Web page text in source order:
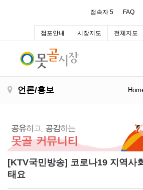
접속자 5 FAQ
점포안내 시장지도 전체지도
언론/홍보
[KTV국민방송] 코로나19 지역사
태요